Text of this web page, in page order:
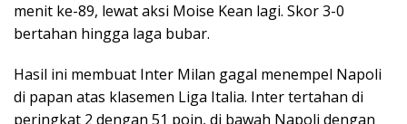
menit ke-89, lewat aksi Moise Kean lagi. Skor 3-0
bertahan hingga laga bubar.
Hasil ini membuat Inter Milan gagal menempel Napoli
di papan atas klasemen Liga Italia. Inter tertahan di
peringkat 2 dengan 51 poin, di bawah Napoli dengan